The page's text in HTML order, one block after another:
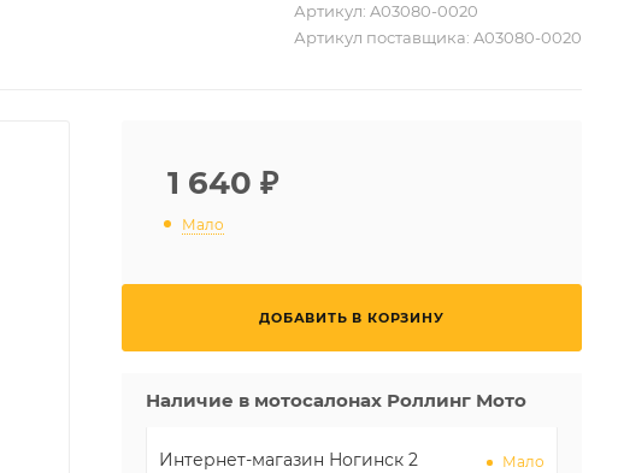
Артикул: A03080-0020
Артикул поставщика: A03080-0020
1 640 ₽
Мало
ДОБАВИТЬ В КОРЗИНУ
Наличие в мотосалонах Роллинг Мото
Интернет-магазин Ногинск 2 Мало